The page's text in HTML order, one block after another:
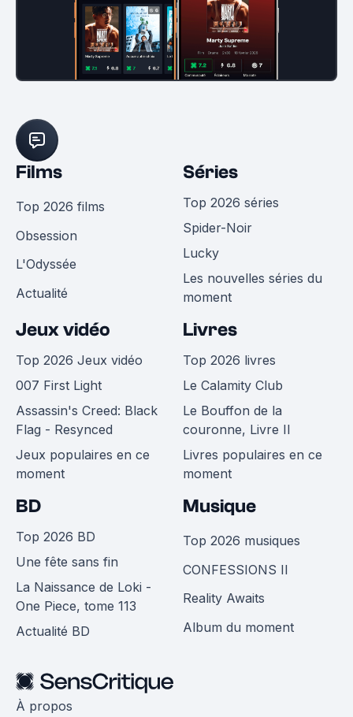
Films
Top 2026 films
Obsession
L'Odyssée
Actualité
Séries
Top 2026 séries
Spider-Noir
Lucky
Les nouvelles séries du
moment
Jeux vidéo
Top 2026 Jeux vidéo
007 First Light
Assassin's Creed: Black
Flag - Resynced
Jeux populaires en ce
moment
Livres
Top 2026 livres
Le Calamity Club
Le Bouffon de la
couronne, Livre II
Livres populaires en ce
moment
BD
Top 2026 BD
Une fête sans fin
La Naissance de Loki -
One Piece, tome 113
Actualité BD
Musique
Top 2026 musiques
CONFESSIONS II
Reality Awaits
Album du moment
À propos